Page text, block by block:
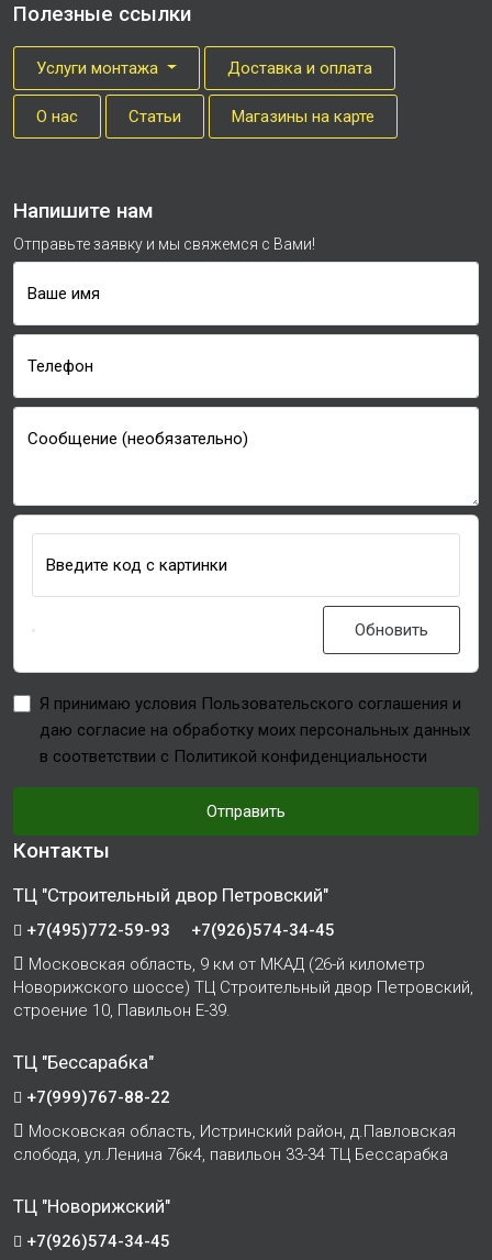
Полезные ссылки
Услуги монтажа Доставка и оплата
О нас Cтатьи Магазины на карте
Напишите нам
Отправьте заявку и мы свяжемся с Вами!
Ваше имя
Телефон
Сообщение (необязательно)
Введите код с картинки
Обновить
Я принимаю условия Пользовательского соглашения и
даю согласие на обработку моих персональных данных
в соответствии с Политикой конфиденциальности
Отправить
Контакты
ТЦ "Строительный двор Петровский"
+7(495)772-59-93
+7(926)574-34-45
Московская область, 9 км от МКАД (26-й километр
Новорижского шоссе) ТЦ Строительный двор Петровский,
строение 10, Павильон Е-39.
ТЦ "Бессарабка"
+7(999)767-88-22
Московская область, Истринский район, д.Павловская
слобода, ул.Ленина 76к4, павильон 33-34 ТЦ Бессарабка
ТЦ "Новорижский"
+7(926)574-34-45